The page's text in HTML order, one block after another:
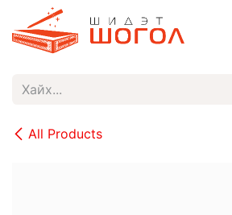
Skip to Content
All Products